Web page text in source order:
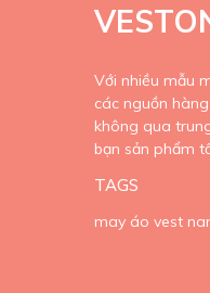
Với nhiều mẫu
các nguồn
không qua
bạn sản phẩm
TAGS
may áo vest